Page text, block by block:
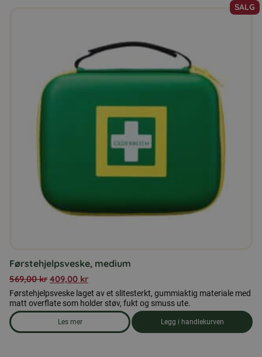
SALG
Førstehjelpsveske, medium
569,00kr 409,00 kr
Førstehjelpsveske laget av et slitesterkt, gummiaktig materiale med
matt overflate som holder støv, fukt og smuss ute.
Les mer
om produkten Førstehjelpsveske, medium
Legg i handlekurven